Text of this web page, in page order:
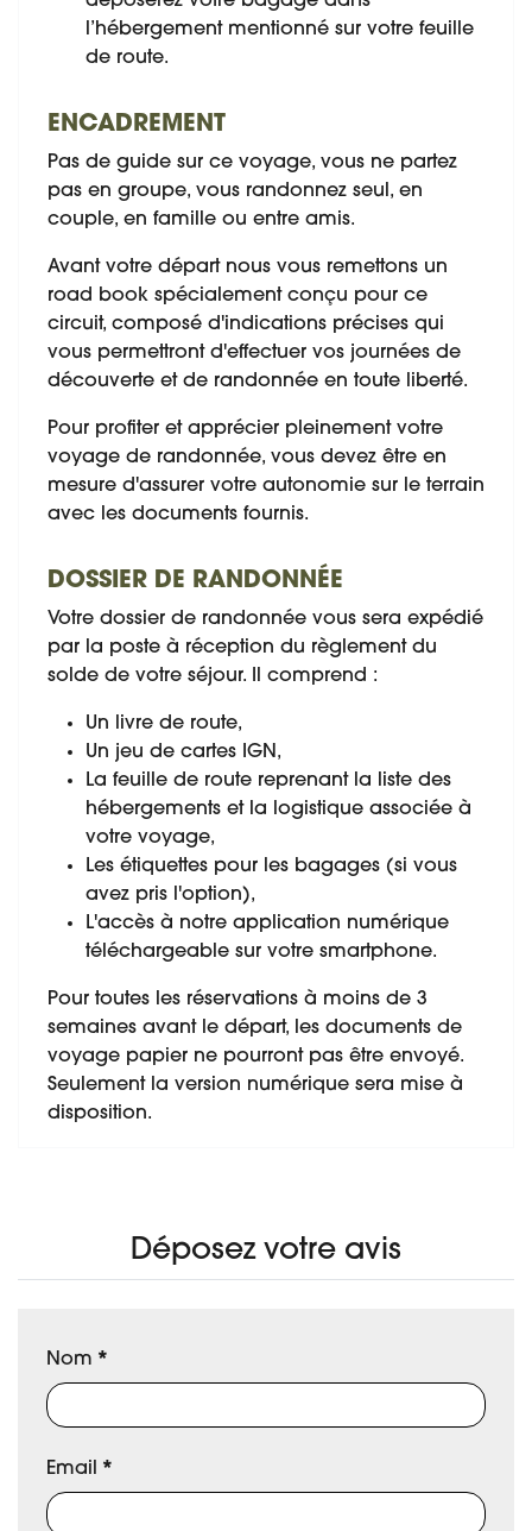
l’hébergement mentionné sur votre feuille
de route.
ENCADREMENT
Pas de guide sur ce voyage, vous ne partez
pas en groupe, vous randonnez seul, en
couple, en famille ou entre amis.
Avant votre départ nous vous remettons un
road book spécialement conçu pour ce
circuit, composé d'indications précises qui
vous permettront d'effectuer vos journées de
découverte et de randonnée en toute liberté.
Pour profiter et apprécier pleinement votre
voyage de randonnée, vous devez être en
mesure d'assurer votre autonomie sur le terrain
avec les documents fournis.
DOSSIER DE RANDONNÉE
Votre dossier de randonnée vous sera expédié
par la poste à réception du règlement du
solde de votre séjour. Il comprend :
Un livre de route,
Un jeu de cartes IGN,
La feuille de route reprenant la liste des
hébergements et la logistique associée à
votre voyage,
Les étiquettes pour les bagages (si vous
avez pris l'option),
L'accès à notre application numérique
téléchargeable sur votre smartphone.
Pour toutes les réservations à moins de 3
semaines avant le départ, les documents de
voyage papier ne pourront pas être envoyé.
Seulement la version numérique sera mise à
disposition.
Déposez votre avis
Nom *
Email *